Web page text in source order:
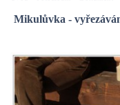
Mikulůvka -